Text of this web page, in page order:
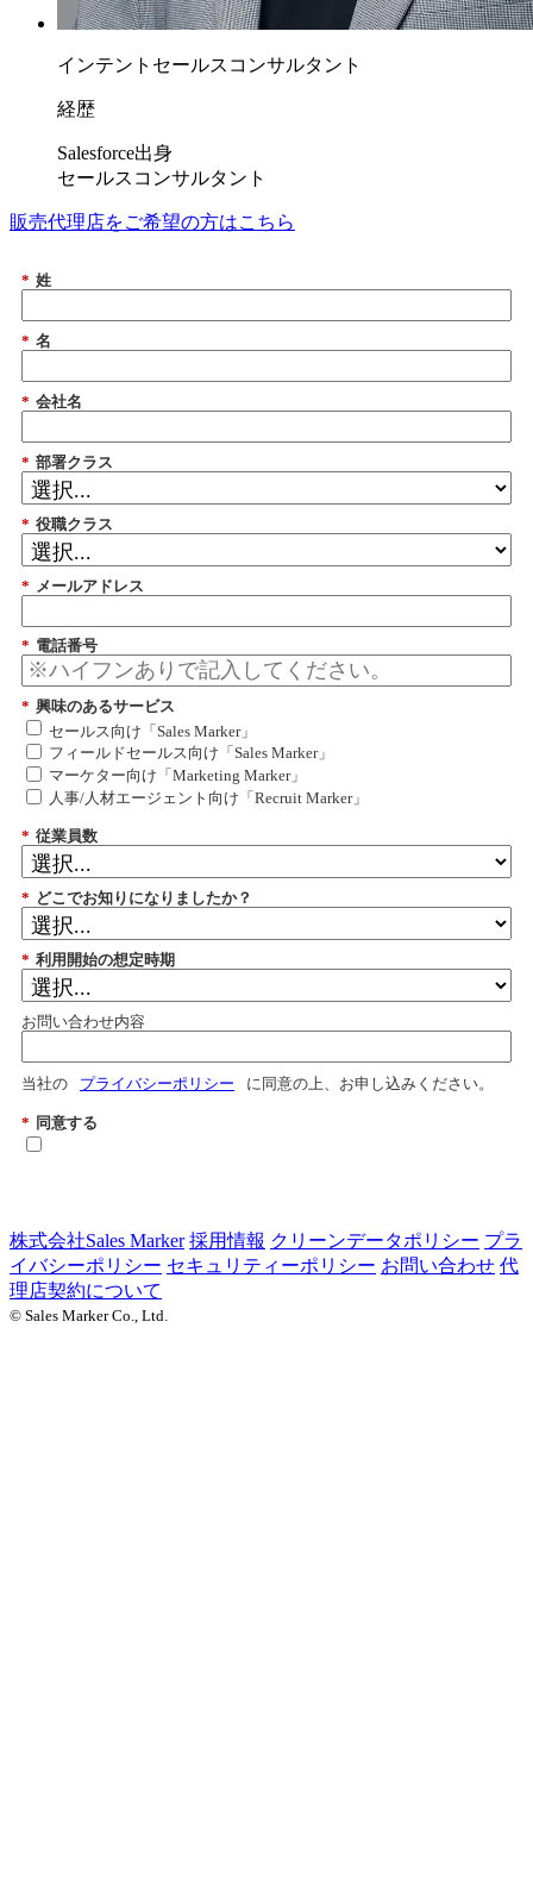
インテントセールスコンサルタント
経歴
Salesforce出身
セールスコンサルタント
販売代理店をご希望の方はこちら
* 姓
* 名
* 会社名
* 部署クラス
* 役職クラス
* メールアドレス
* 電話番号
* 興味のあるサービス
セールス向け「Sales Marker」
フィールドセールス向け「Sales Marker」
マーケター向け「Marketing Marker」
人事/人材エージェント向け「Recruit Marker」
* 従業員数
* どこでお知りになりましたか？
* 利用開始の想定時期
お問い合わせ内容
当社の プライバシーポリシー に同意の上、お申し込みください。
* 同意する
株式会社Sales Marker 採用情報 クリーンデータポリシー プラ
イバシーポリシー セキュリティーポリシー お問い合わせ 代
理店契約について
© Sales Marker Co., Ltd.